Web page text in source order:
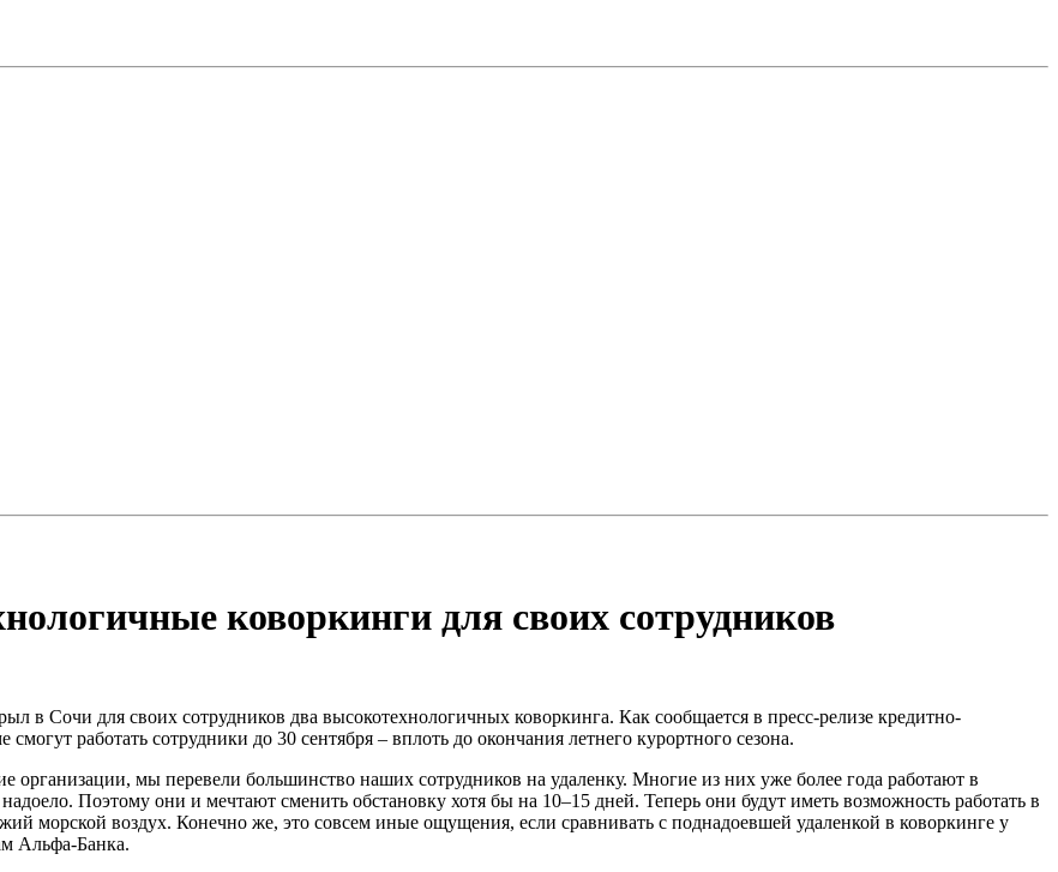
коворкинги для своих сотрудников
в Сочи для своих сотрудников два высокотехнологичных коворкинга. Как сообщается в пресс-релизе кредитно-
работать сотрудники до 30 сентября – вплоть до окончания летнего курортного сезона.
мы перевели большинство наших сотрудников на удаленку. Многие из них уже более года работают в
Поэтому они и мечтают сменить обстановку хотя бы на 10–15 дней. Теперь они будут иметь возможность работать в
морской воздух. Конечно же, это совсем иные ощущения, если сравнивать с поднадоевшей удаленкой в коворкинге у
Альфа-Банка.